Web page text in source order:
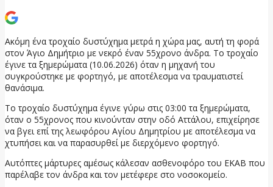
Ακόμη ένα τροχαίο δυστύχημα μετρά η χώρα μας, αυτή τη φορά
στον Άγιο Δημήτριο με νεκρό έναν 55χρονο άνδρα. Το τροχαίο
έγινε τα ξημερώματα (10.06.2026) όταν η μηχανή του
συγκρούστηκε με φορτηγό, με αποτέλεσμα να τραυματιστεί
θανάσιμα.
Το τροχαίο δυστύχημα έγινε γύρω στις 03:00 τα ξημερώματα,
όταν ο 55χρονος που κινούνταν στην οδό Αττάλου, επιχείρησε
να βγει επί της λεωφόρου Αγίου Δημητρίου με αποτέλεσμα να
χτυπήσει και να παρασυρθεί με διερχόμενο φορτηγό.
Αυτόπτες μάρτυρες αμέσως κάλεσαν ασθενοφόρο του ΕΚΑΒ που
παρέλαβε τον άνδρα και τον μετέφερε στο νοσοκομείο.